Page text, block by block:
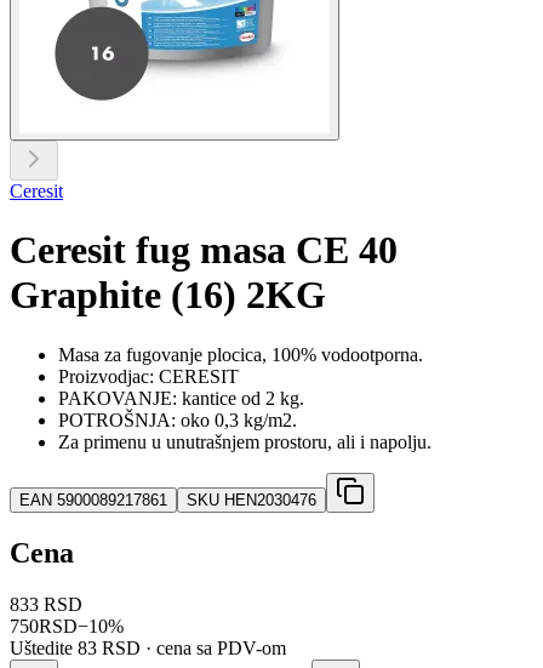
Ceresit
Ceresit fug masa CE 40
Graphite (16) 2KG
Masa za fugovanje plocica, 100% vodootporna.
Proizvodjac: CERESIT
PAKOVANJE: kantice od 2 kg.
POTROŠNJA: oko 0,3 kg/m2.
Za primenu u unutrašnjem prostoru, ali i napolju.
EAN 5900089217861 SKU HEN2030476
Cena
833 RSD
750RSD−10%
Uštedite 83 RSD · cena sa PDV-om